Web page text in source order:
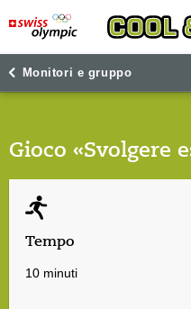
Monitori e gruppo
Gioco «Svolgere
Tempo
10 minuti